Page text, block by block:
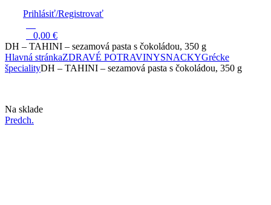
Prihlásiť/Registrovať
0,00 €
DH – TAHINI – sezamová pasta s čokoládou, 350 g
Hlavná stránkaZDRAVÉ POTRAVINYSNACKYGrécke
špecialityDH – TAHINI – sezamová pasta s čokoládou, 350 g
Dostupnosť:
Na sklade
Predch.